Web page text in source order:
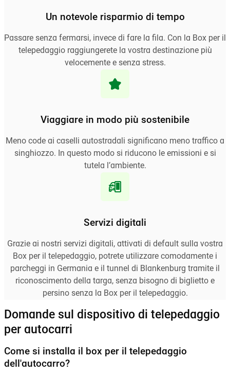
Un notevole risparmio di tempo
Passare senza fermarsi, invece di fare la fila. Con la Box per il
telepedaggio raggiungerete la vostra destinazione più
velocemente e senza stress.
Viaggiare in modo più sostenibile
Meno code ai caselli autostradali significano meno traffico a
singhiozzo. In questo modo si riducono le emissioni e si
tutela l’ambiente.
Servizi digitali
Grazie ai nostri servizi digitali, attivati di default sulla vostra
Box per il telepedaggio, potrete utilizzare comodamente i
parcheggi in Germania e il tunnel di Blankenburg tramite il
riconoscimento della targa, senza bisogno di biglietto e
persino senza la Box per il telepedaggio.
Domande sul dispositivo di telepedaggio
per autocarri
Come si installa il box per il telepedaggio
dell'autocarro?